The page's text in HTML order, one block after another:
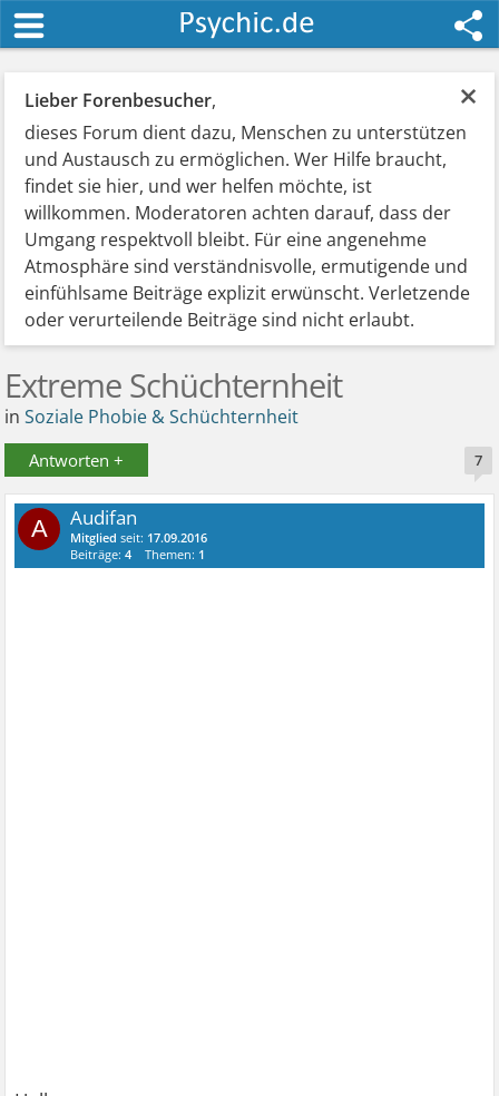
×
Lieber Forenbesucher,
dieses Forum dient dazu, Menschen zu unterstützen
und Austausch zu ermöglichen. Wer Hilfe braucht,
findet sie hier, und wer helfen möchte, ist
willkommen. Moderatoren achten darauf, dass der
Umgang respektvoll bleibt. Für eine angenehme
Atmosphäre sind verständnisvolle, ermutigende und
einfühlsame Beiträge explizit erwünscht. Verletzende
oder verurteilende Beiträge sind nicht erlaubt.
Extreme Schüchternheit
inSoziale Phobie & Schüchternheit
Antworten + 7
A Audifan
Mitglied seit: 17.09.2016
Beiträge:4 Themen: 1